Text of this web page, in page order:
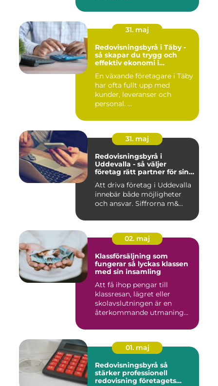
31. maj
Redovisningsbyrå i Täby -
så skapar du trygg och
effektiv ekonomi i
En växande företagare i Täby
har ofta fullt upp med
kunder, leveranser och
personal. ...
31. maj
Redovisningsbyrå i
Uddevalla - så väljer
företag rätt partner för sin
Att driva företag i Uddevalla
innebär både möjligheter
och ansvar. Siffrorna m&...
02. maj
Klassförsäljning som
fungerar så lyckas klassen
med sin insamling
Att få ihop pengar till
klassresan, lägret eller
skolavslutningen är en
återkommande utmaning
01. maj
Redovisningsbyrå så
stärker professionell
redovisning företagets